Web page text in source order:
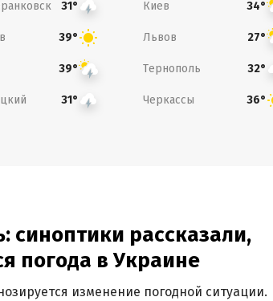
31° Киев 34°
39° Львов 27°
39° Тернополь 32°
31° Черкассы 36°
синоптики рассказали,
погода в Украине
изменение погодной ситуации.